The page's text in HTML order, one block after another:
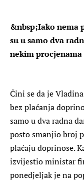
&nbsp;Iako nema
su u samo dva
nekim
Čini se da je
bez plaćanja
samo u dva radna
posto smanjio broj
plaćaju doprinose.
izvijestio ministar
ponedjeljak je na